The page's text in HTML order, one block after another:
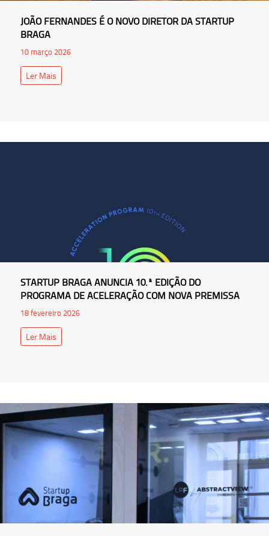
JOÃO FERNANDES É O NOVO DIRETOR DA STARTUP
BRAGA
10 março 2026
Ler Mais
STARTUP BRAGA ANUNCIA 10.ª EDIÇÃO DO
PROGRAMA DE ACELERAÇÃO COM NOVA PREMISSA
18 fevereiro 2026
Ler Mais